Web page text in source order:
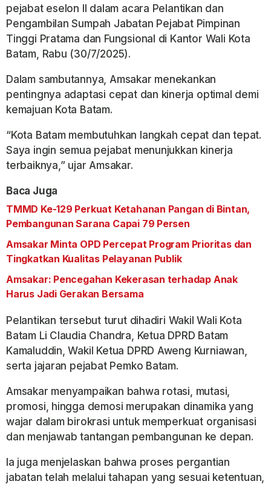
pejabat eselon II dalam acara Pelantikan dan
Pengambilan Sumpah Jabatan Pejabat Pimpinan
Tinggi Pratama dan Fungsional di Kantor Wali Kota
Batam, Rabu (30/7/2025).
Dalam sambutannya, Amsakar menekankan
pentingnya adaptasi cepat dan kinerja optimal demi
kemajuan Kota Batam.
“Kota Batam membutuhkan langkah cepat dan tepat.
Saya ingin semua pejabat menunjukkan kinerja
terbaiknya,” ujar Amsakar.
Baca Juga
TMMD Ke-129 Perkuat Ketahanan Pangan di Bintan,
Pembangunan Sarana Capai 79 Persen
Amsakar Minta OPD Percepat Program Prioritas dan
Tingkatkan Kualitas Pelayanan Publik
Amsakar: Pencegahan Kekerasan terhadap Anak
Harus Jadi Gerakan Bersama
Pelantikan tersebut turut dihadiri Wakil Wali Kota
Batam Li Claudia Chandra, Ketua DPRD Batam
Kamaluddin, Wakil Ketua DPRD Aweng Kurniawan,
serta jajaran pejabat Pemko Batam.
Amsakar menyampaikan bahwa rotasi, mutasi,
promosi, hingga demosi merupakan dinamika yang
wajar dalam birokrasi untuk memperkuat organisasi
dan menjawab tantangan pembangunan ke depan.
Ia juga menjelaskan bahwa proses pergantian
jabatan telah melalui tahapan yang sesuai ketentuan,